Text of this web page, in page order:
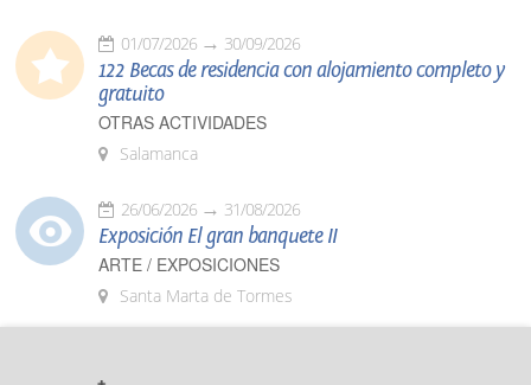
01/07/2026 30/09/2026
122 Becas de residencia con alojamiento completo y
gratuito
OTRAS ACTIVIDADES
Salamanca
26/06/2026 31/08/2026
Exposición El gran banquete II
ARTE / EXPOSICIONES
Santa Marta de Tormes